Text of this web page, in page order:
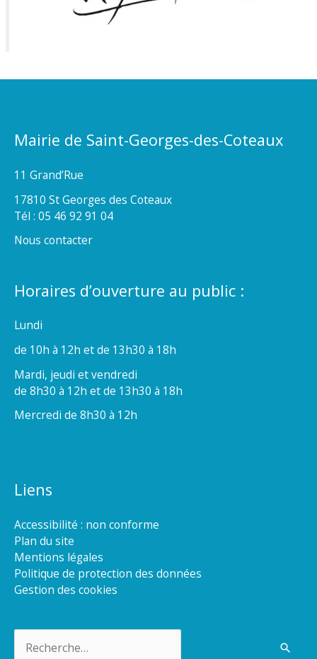
Mairie de Saint-Georges-des-Coteaux
11 Grand’Rue
17810 St Georges des Coteaux
Tél : 05 46 92 91 04
Nous contacter
Horaires d’ouverture au public :
Lundi
de 10h à 12h et de 13h30 à 18h
Mardi, jeudi et vendredi
de 8h30 à 12h et de 13h30 à 18h
Mercredi de 8h30 à 12h
Liens
Accessibilité : non conforme
Plan du site
Mentions légales
Politique de protection des données
Gestion des cookies